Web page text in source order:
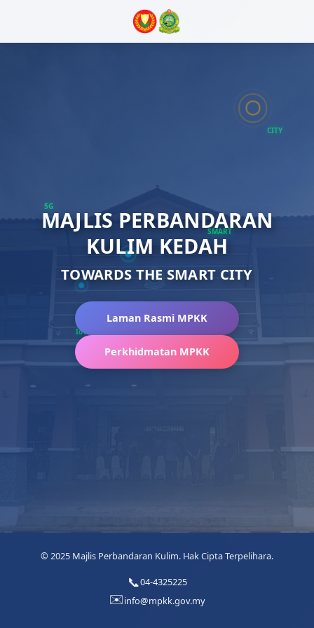
5G
IoT
SMART
CITY
MAJLIS PERBANDARAN
KULIM KEDAH
TOWARDS THE SMART CITY
Laman Rasmi MPKK
Perkhidmatan MPKK
© 2025 Majlis Perbandaran Kulim. Hak Cipta Terpelihara.
04-4325225
info@mpkk.gov.my